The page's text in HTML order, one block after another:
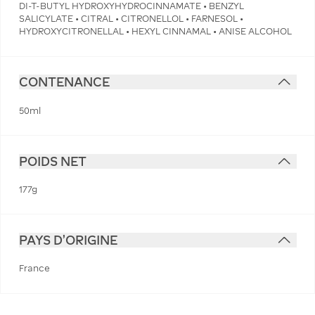
DI-T-BUTYL HYDROXYHYDROCINNAMATE • BENZYL
SALICYLATE • CITRAL • CITRONELLOL • FARNESOL •
HYDROXYCITRONELLAL • HEXYL CINNAMAL • ANISE ALCOHOL
CONTENANCE
50ml
POIDS NET
177g
PAYS D'ORIGINE
France